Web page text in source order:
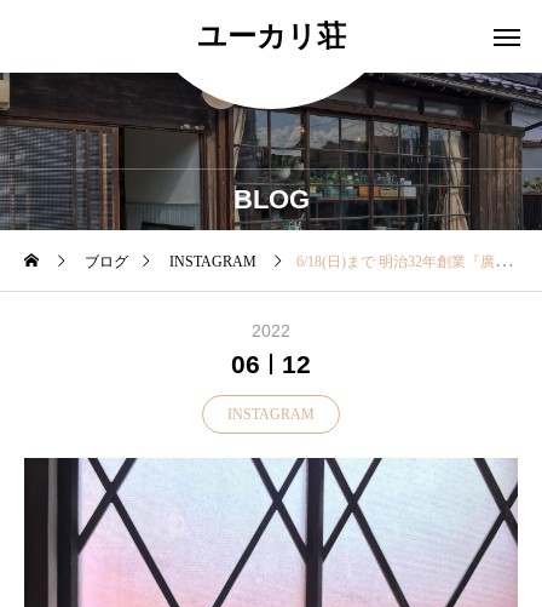
ユーカリ荘
BLOG
ブログ INSTAGRAM 6/18(日)まで 明治32年創業『廣田硝子のガラス展』を開催中 ・ その中から本日は 「醤油差し」をご紹介◎ ・ 右/
2022
06 12
INSTAGRAM